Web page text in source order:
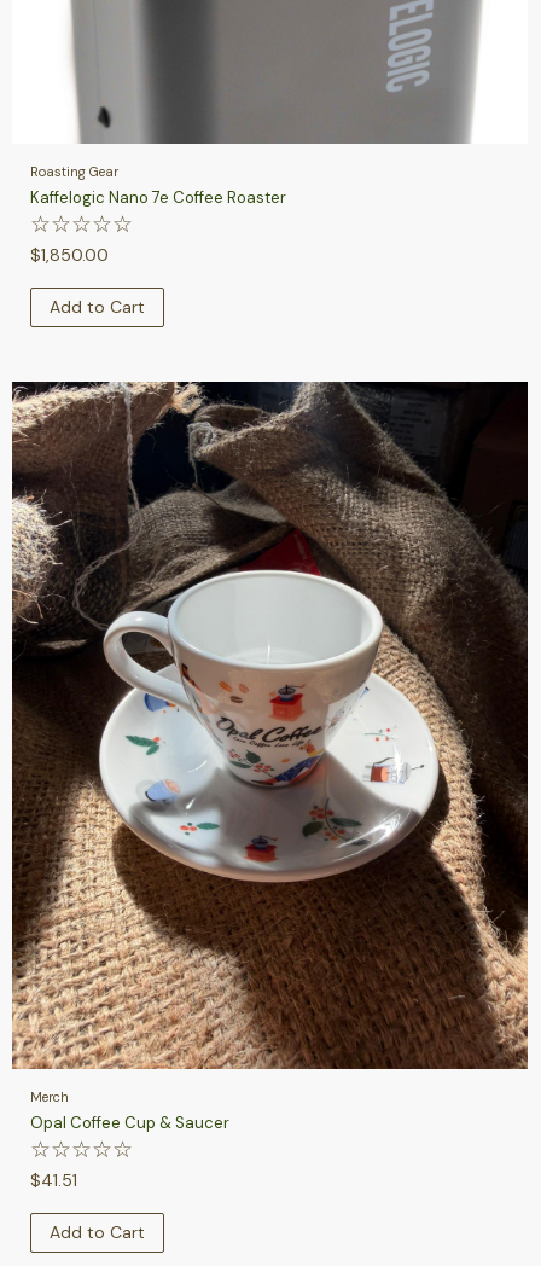
Roasting Gear
Kaffelogic Nano 7e Coffee Roaster
☆☆☆☆☆
$1,850.00
Add to Cart
Merch
Opal Coffee Cup & Saucer
☆☆☆☆☆
$41.51
Add to Cart